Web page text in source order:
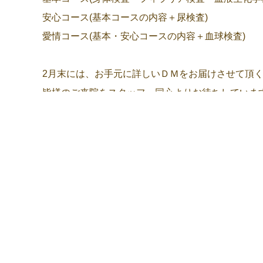
安心コース(基本コースの内容＋尿検査)
愛情コース(基本・安心コースの内容＋血球検査)
2月末には、お手元に詳しいＤＭをお届けさせて頂く
皆様のご来院をスタッフ一同心よりお待ちしていま